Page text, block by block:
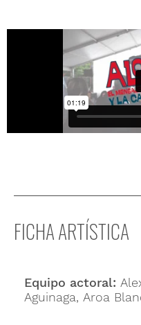
FICHA ARTÍSTICA
Equipo actoral:
Aguinaga, Aroa